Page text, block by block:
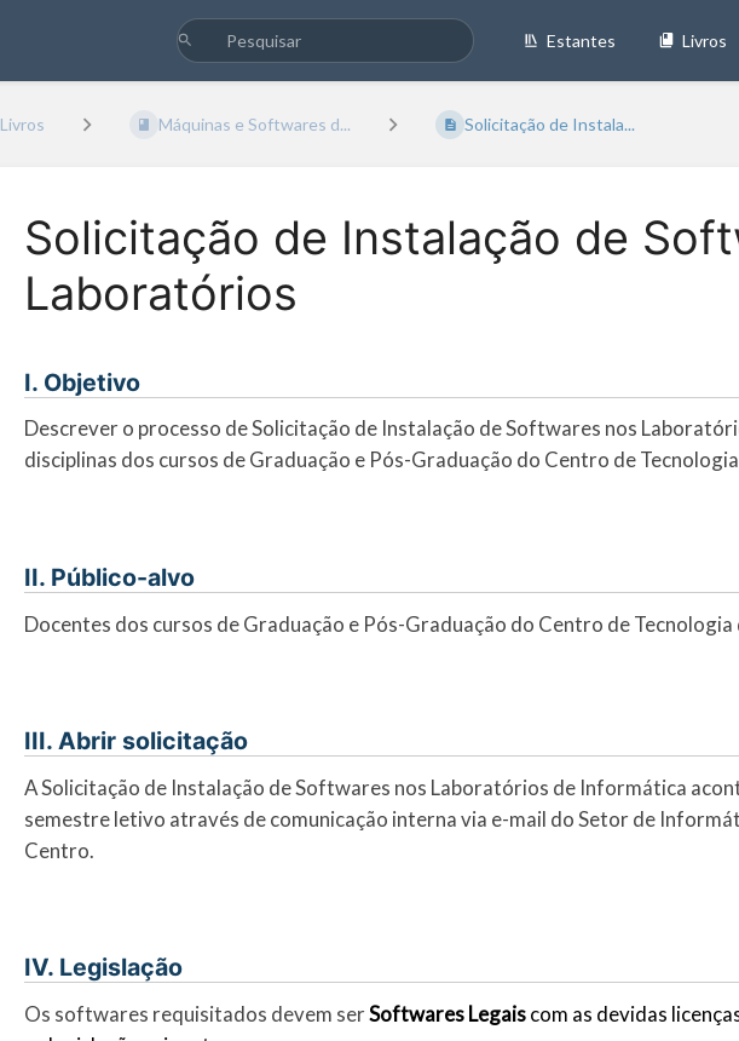
Estantes Livros
Livros Máquinas e Softwares d... Solicitação de Instala...
Solicitação de Instalação de
Laboratórios
I. Objetivo
Descrever o processo de Solicitação de Instalação de Softwares nos
disciplinas dos cursos de Graduação e Pós-Graduação do Centro de Tecnologia
II. Público-alvo
Docentes dos cursos de Graduação e Pós-Graduação do Centro de Tecnologia
III. Abrir solicitação
A Solicitação de Instalação de Softwares nos Laboratórios de Informática
semestre letivo através de comunicação interna via e-mail do Setor de
Centro.
IV. Legislação
Os softwares requisitados devem serSoftwares Legaiscom as devidas